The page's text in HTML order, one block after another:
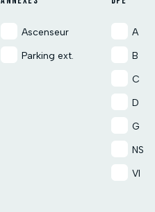
Ascenseur
Parking ext.
A
B
C
D
G
NS
VI